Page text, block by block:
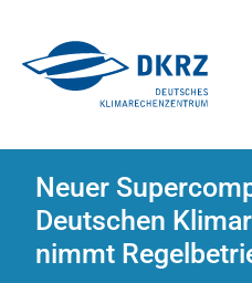
Neuer
Deutschen
nimmt